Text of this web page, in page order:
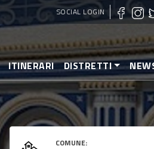
SOCIAL LOGIN
ITINERARI DISTRETTI
COMUNE: